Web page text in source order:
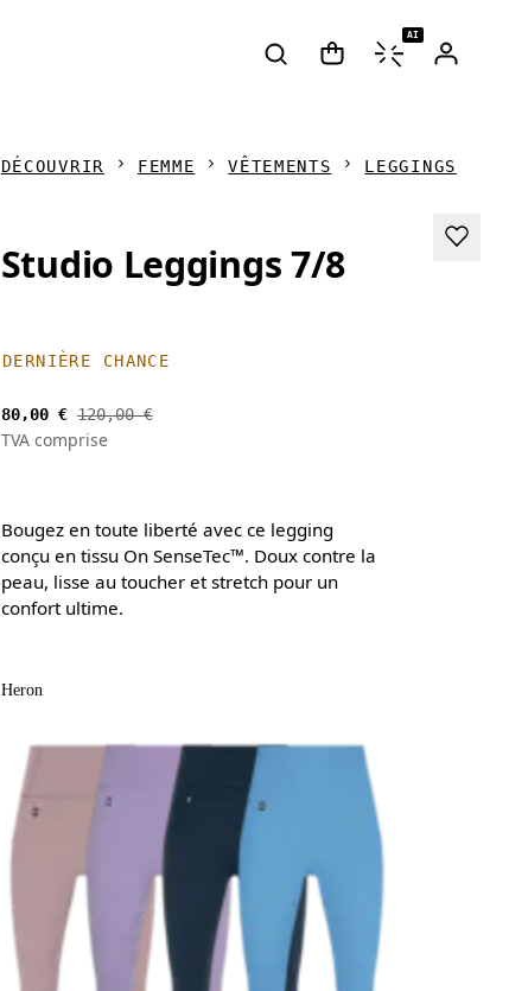
AI
DÉCOUVRIR FEMME VÊTEMENTS LEGGINGS
Studio Leggings 7/8
DERNIÈRE CHANCE
80,00 € 120,00 €
TVA comprise
Bougez en toute liberté avec ce legging
conçu en tissu On SenseTec™. Doux contre la
peau, lisse au toucher et stretch pour un
confort ultime.
Heron